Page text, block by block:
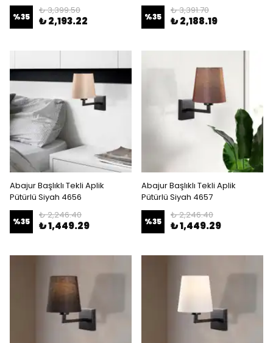
%35
₺ 3,399.50
₺ 2,193.22 %35
₺ 3,391.70
₺ 2,188.19
Abajur Başlıklı Tekli Aplik
Pütürlü Siyah 4656
%35
₺ 2,246.40
₺ 1,449.29
Abajur Başlıklı Tekli Aplik
Pütürlü Siyah 4657
%35
₺ 2,246.40
₺ 1,449.29